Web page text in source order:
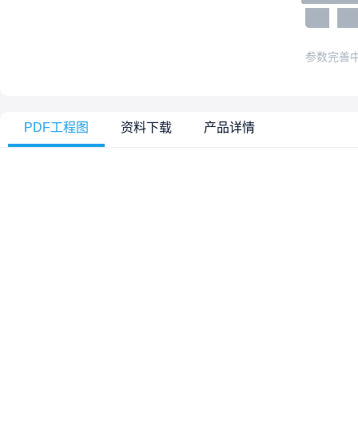
参数完善
PDF工程图 资料下载 产品详情